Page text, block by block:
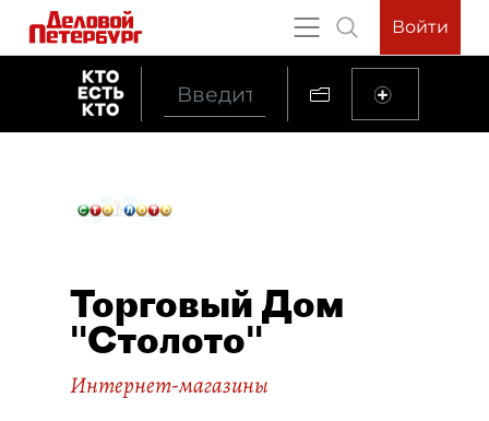
Войти
Торговый Дом
"Столото"
Интернет-магазины